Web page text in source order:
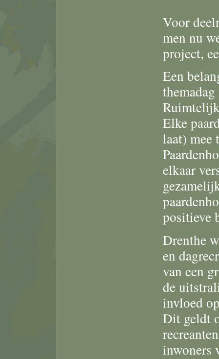
Voor
men nu
project,
Een
Elke
laat) mee
elkaar
positieve
Drenthe
en
van een
de
invloed
Dit geldt
inwoners